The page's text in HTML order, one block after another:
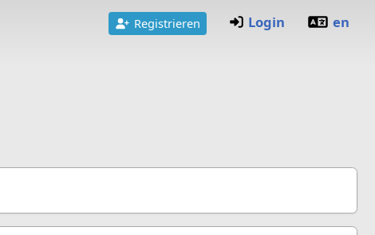
Registrieren Login en